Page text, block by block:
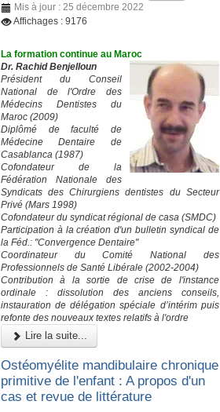
Mis à jour : 25 décembre 2022
Affichages : 9176
La formation continue au Maroc
Dr. Rachid Benjelloun
Président du Conseil
National de l'Ordre des
Médecins Dentistes du
Maroc (2009)
Diplômé de faculté de
Médecine Dentaire de
Casablanca (1987)
Cofondateur de la
Fédération Nationale des
Syndicats des Chirurgiens dentistes du Secteur
Privé (Mars 1998)
Cofondateur du syndicat régional de casa (SMDC)
Participation à la création d'un bulletin syndical de
la Féd.: "Convergence Dentaire"
Coordinateur du Comité National des
Professionnels de Santé Libérale (2002-2004)
Contribution à la sortie de crise de l'instance
ordinale : dissolution des anciens conseils,
instauration de délégation spéciale d’intérim puis
refonte des nouveaux textes relatifs à l'ordre
Lire la suite...
Ostéomyélite mandibulaire chronique
primitive de l'enfant : A propos d'un
cas et revue de littérature